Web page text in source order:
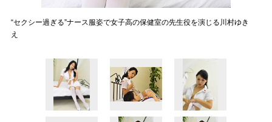
“セクシー過ぎる”ナース服姿で女子高の保健室の先生役を演じる川村ゆき
え